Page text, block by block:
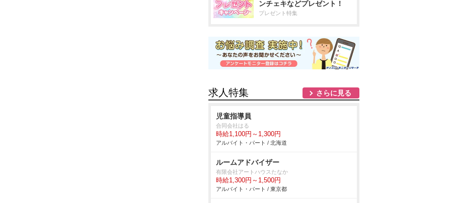
ンチェキなどプレゼント！
プレゼント特集
求人特集 さらに見る
児童指導員
合同会社はる
時給1,100円～1,300円
アルバイト・パート / 北海道
ルームアドバイザー
有限会社アートハウスたなか
時給1,300円～1,500円
アルバイト・パート / 東京都